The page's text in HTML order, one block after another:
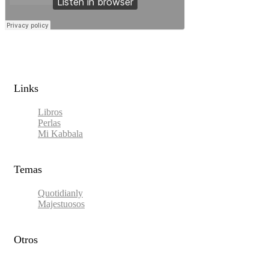
Links​
Libros
Perlas
Mi Kabbala
Temas
Quotidianly
Majestuosos
Otros